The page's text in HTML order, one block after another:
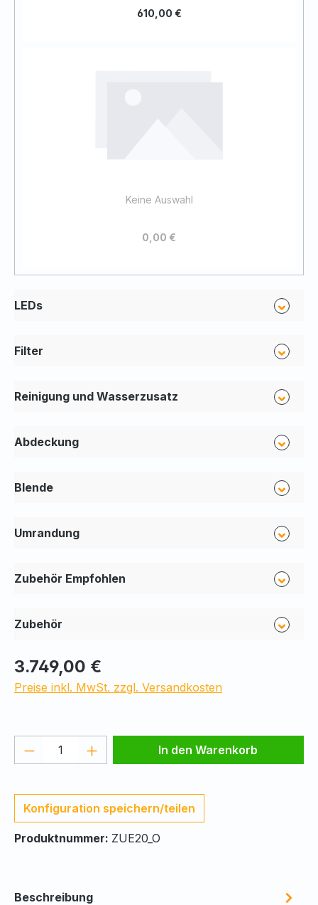
3.749,00 €
Preise inkl. MwSt. zzgl. Versandkosten
610,00 €
Keine Auswahl
0,00 €
LEDs
Filter
Reinigung und Wasserzusatz
Abdeckung
Blende
Umrandung
Zubehör Empfohlen
Zubehör
Produkt Anzahl: Gib denIn den Warenkorb
Konfiguration speichern/teilen
Produktnummer: ZUE20_O
Beschreibung